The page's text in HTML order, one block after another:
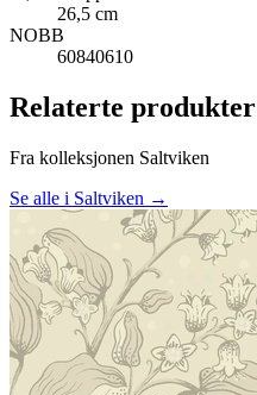
26,5 cm
NOBB
60840610
Relaterte produkter
Fra kolleksjonen Saltviken
Se alle i Saltviken →